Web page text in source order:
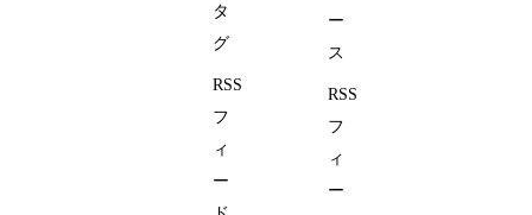
タ
グ
RSS
フ
ィ
ー
ー
ス
RSS
フ
ィ
ー